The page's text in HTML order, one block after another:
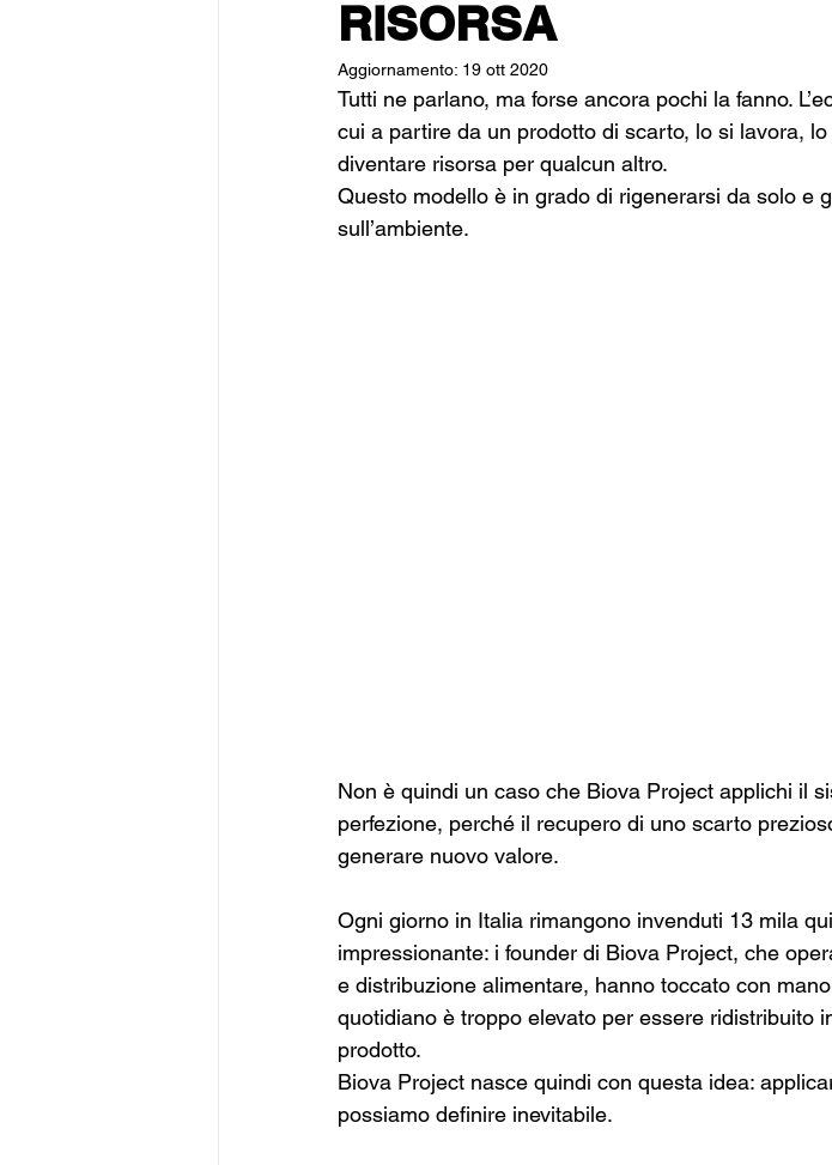
RISORSA
Aggiornamento: 19 ott 2020
Tutti ne parlano, ma forse ancora pochi la fanno.
cui a partire da un prodotto di scarto, lo si lavora,
diventare risorsa per qualcun altro.
Questo modello è in grado di rigenerarsi da solo e
sull’ambiente.
Non è quindi un caso che Biova Project applichi il
perfezione, perché il recupero di uno scarto
generare nuovo valore.
Ogni giorno in Italia rimangono invenduti 13 mila
impressionante: i founder di Biova Project, che
e distribuzione alimentare, hanno toccato con
quotidiano è troppo elevato per essere ridistribuito
prodotto.
Biova Project nasce quindi con questa idea:
possiamo definire inevitabile.